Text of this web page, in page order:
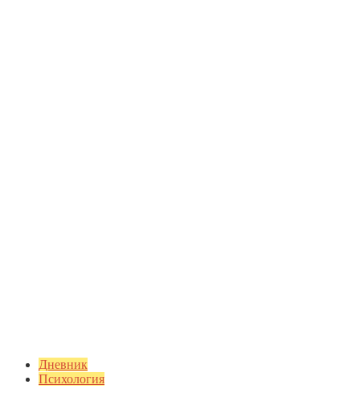
Дневник
Психология